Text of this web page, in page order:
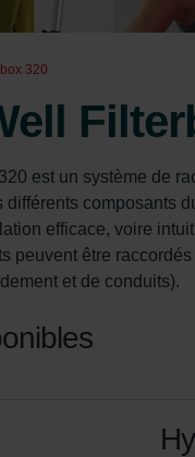
320
est un système de
différents composants
efficace, voire
peuvent être
et de conduits).